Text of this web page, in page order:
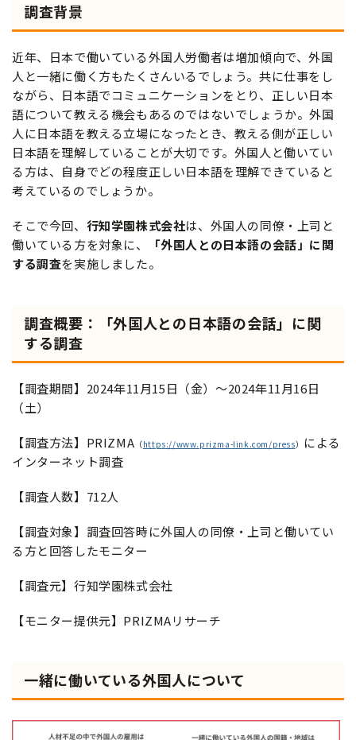
調査背景
近年、日本で働いている外国人労働者は増加傾向で、外国
人と一緒に働く方もたくさんいるでしょう。共に仕事をし
ながら、日本語でコミュニケーションをとり、正しい日本
語について教える機会もあるのではないでしょうか。外国
人に日本語を教える立場になったとき、教える側が正しい
日本語を理解していることが大切です。外国人と働いてい
る方は、自身でどの程度正しい日本語を理解できていると
考えているのでしょうか。
そこで今回、 行知学園株式会社は、外国人の同僚・上司と
働いている方を対象に、
「外国人との日本語の会話」に関
する調査を実施しました。
調査概要：「外国人との日本語の会話」に関
する調査
【調査期間】2024年11月15日（金）～2024年11月16日
（土）
【調査方法】PRIZMA （https://www.prizma-link.com/press） による
インターネット調査
【調査人数】712人
【調査対象】調査回答時に外国人の同僚・上司と働いてい
る方と回答したモニター
【調査元】行知学園株式会社
【モニター提供元】PRIZMAリサーチ
一緒に働いている外国人について